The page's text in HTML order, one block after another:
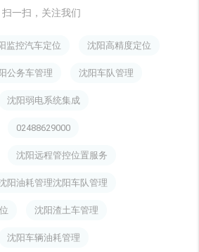
扫一扫，关注我们
监控汽车定位 沈阳高精度定位
公务车管理 沈阳车队管理
沈阳弱电系统集成
02488629000
沈阳远程管控位置服务
阳油耗管理沈阳车队管理
沈阳渣土车管理
沈阳车辆油耗管理